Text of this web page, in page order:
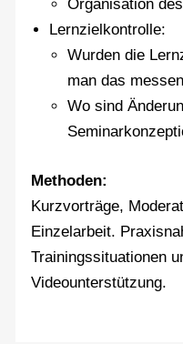
Organisation
Lernzielkontrolle:
Wurden die
man das
Wo sind
Methoden:
Kurzvorträge,
Einzelarbeit.
Trainingssituationen
Videounterstützung.